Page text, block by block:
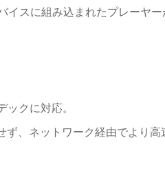
イスに組み込まれたプレーヤ
クに対応。
、ネットワーク経由でより高